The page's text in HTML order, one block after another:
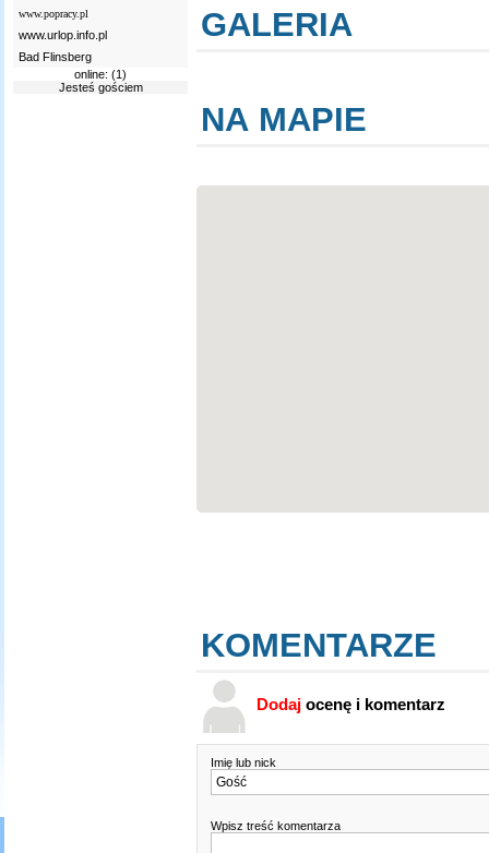
www.popracy.pl
www.urlop.info.pl
Bad Flinsberg
online: (1)
Jesteś gościem
GALERIA
NA MAPIE
KOMENTARZE
Dodaj ocenę i komentarz
Imię lub nick
Wpisz treść komentarza